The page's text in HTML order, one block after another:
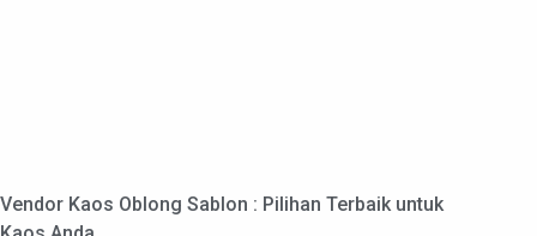
Vendor Kaos Oblong Sablon : Pilihan Terbaik untuk